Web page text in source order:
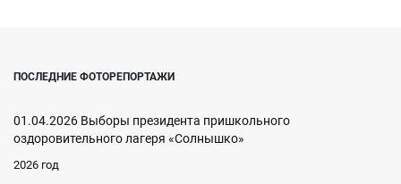
ПОСЛЕДНИЕ ФОТОРЕПОРТАЖИ
01.04.2026 Выборы президента пришкольного
оздоровительного лагеря «Солнышко»
2026 год